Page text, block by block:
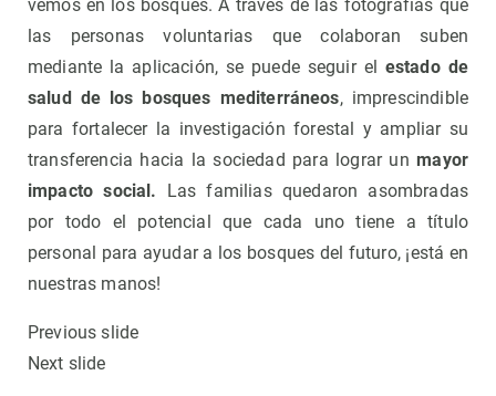
vemos en los bosques. A través de las fotografías que
las personas voluntarias que colaboran suben
mediante la aplicación, se puede seguir el estado de
salud de los bosques mediterráneos, imprescindible
para fortalecer la investigación forestal y ampliar su
transferencia hacia la sociedad para lograr unmayor
impacto social. Las familias quedaron asombradas
por todo el potencial que cada uno tiene a título
personal para ayudar a los bosques del futuro, ¡está en
nuestras manos!
Previous slide
Next slide